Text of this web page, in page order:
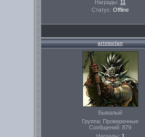
Награды: 11
Статус: Offline
aristoclan
Бывалый
Группа: Проверенные
Сообщений: 879